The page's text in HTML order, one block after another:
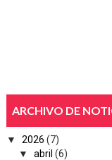
ARCHIVO DE
▼ 2026 (7)
▼
abril (6)